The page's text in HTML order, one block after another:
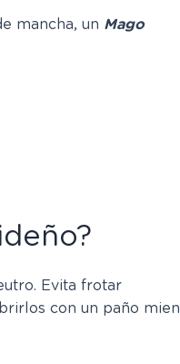
mancha, un Mago
Evita frotar
con un paño